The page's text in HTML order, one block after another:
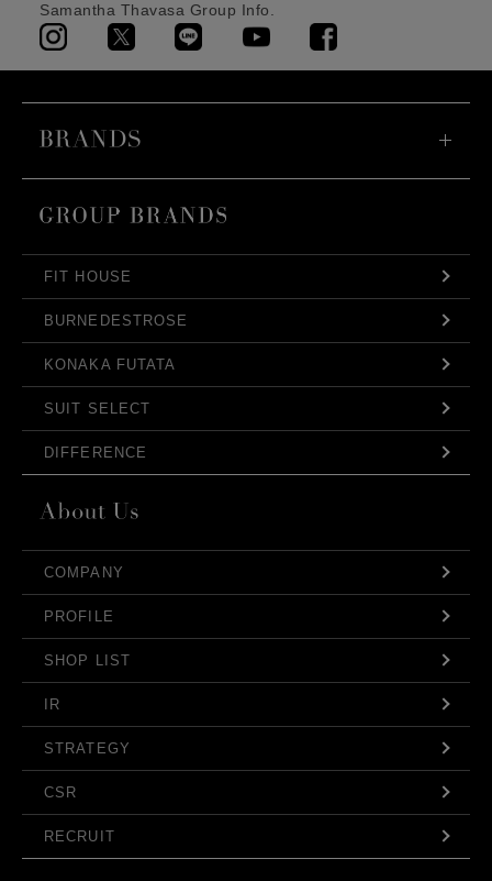
Samantha Thavasa Group Info.
FIT HOUSE
BURNEDESTROSE
KONAKA FUTATA
SUIT SELECT
DIFFERENCE
COMPANY
PROFILE
SHOP LIST
IR
STRATEGY
CSR
RECRUIT